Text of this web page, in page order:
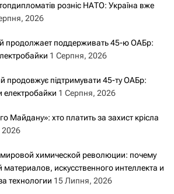
розніс НАТО: Україна вже
2026
продолжает поддерживать 45-ю ОАБр:
1 Серпня, 2026
продовжує підтримувати 45-ту ОАБр:
електробайки 1 Серпня, 2026
Майдану»: хто платить за захист крісла
2026
химической революции: почему
материалов, искусственного интеллекта и
технологии 15 Липня, 2026